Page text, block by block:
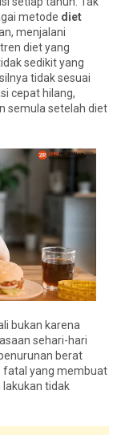
metode diet
menjalani
diet yang
sedikit yang
tidak sesuai
cepat hilang,
semula setelah diet
bukan karena
sehari-hari
berat
fatal yang membuat
lakukan tidak